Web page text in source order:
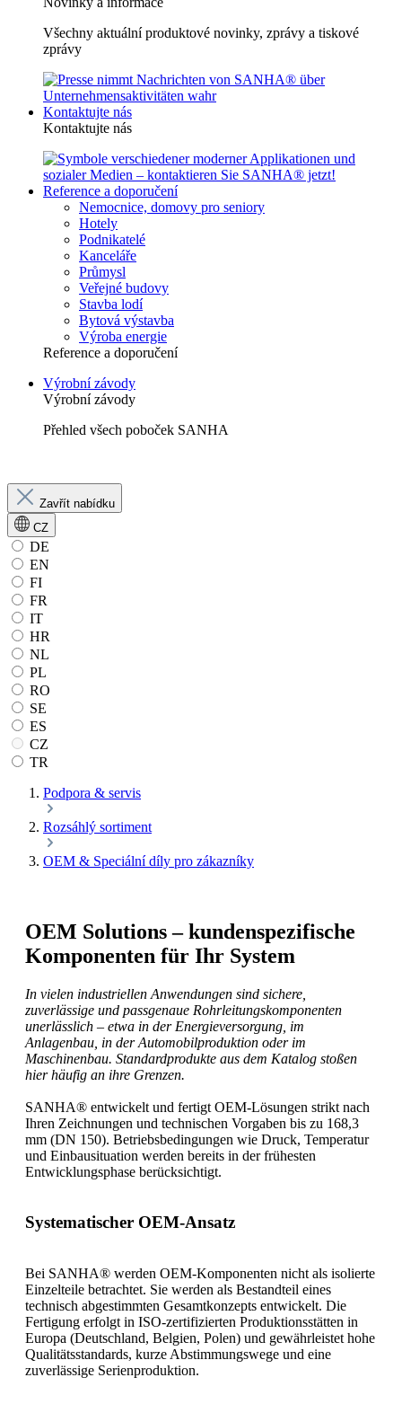
Všechny aktuální produktové novinky, zprávy a tiskové
zprávy
Kontaktujte nás
Kontaktujte nás
Reference a doporučení
Nemocnice, domovy pro seniory
Hotely
Podnikatelé
Kanceláře
Průmysl
Veřejné budovy
Stavba lodí
Bytová výstavba
Výroba energie
Reference a doporučení
Výrobní závody
Výrobní závody
Přehled všech poboček SANHA
Zavřít nabídku
CZ
DE
EN
FI
FR
IT
HR
NL
PL
RO
SE
ES
CZ
TR
Podpora & servis
Rozsáhlý sortiment
OEM & Speciální díly pro zákazníky
OEM Solutions – kundenspezifische
Komponenten für Ihr System
In vielen industriellen Anwendungen sind sichere,
zuverlässige und passgenaue Rohrleitungskomponenten
unerlässlich – etwa in der Energieversorgung, im
Anlagenbau, in der Automobilproduktion oder im
Maschinenbau. Standardprodukte aus dem Katalog stoßen
hier häufig an ihre Grenzen.
SANHA® entwickelt und fertigt OEM-Lösungen strikt nach
Ihren Zeichnungen und technischen Vorgaben bis zu 168,3
mm (DN 150). Betriebsbedingungen wie Druck, Temperatur
und Einbausituation werden bereits in der frühesten
Entwicklungsphase berücksichtigt.
Systematischer OEM-Ansatz
Bei SANHA® werden OEM-Komponenten nicht als isolierte
Einzelteile betrachtet. Sie werden als Bestandteil eines
technisch abgestimmten Gesamtkonzepts entwickelt. Die
Fertigung erfolgt in ISO-zertifizierten Produktionsstätten in
Europa (Deutschland, Belgien, Polen) und gewährleistet hohe
Qualitätsstandards, kurze Abstimmungswege und eine
zuverlässige Serienproduktion.